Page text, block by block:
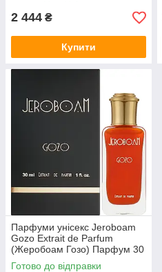
2 444 ₴
Купити
Парфуми унісекс Jeroboam
Gozo Extrait de Parfum
(Жеробоам Гозо) Парфум 30
ml/мл
Готово до відправки